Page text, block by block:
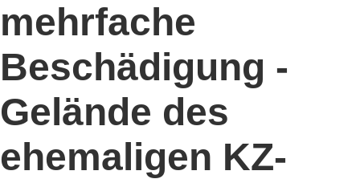
mehrfache
Beschädigung -
Gelände des
ehemaligen KZ-